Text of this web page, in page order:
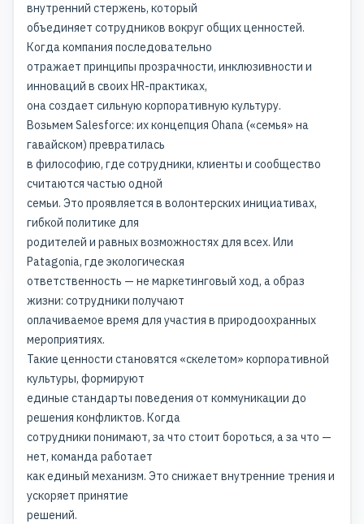
внутренний стержень, который
объединяет сотрудников вокруг общих ценностей.
Когда компания последовательно
отражает принципы прозрачности, инклюзивности и
инноваций в своих HR-практиках,
она создает сильную корпоративную культуру.
Возьмем Salesforce: их концепция Ohana («семья» на
гавайском) превратилась
в философию, где сотрудники, клиенты и сообщество
считаются частью одной
семьи. Это проявляется в волонтерских инициативах,
гибкой политике для
родителей и равных возможностях для всех. Или
Patagonia, где экологическая
ответственность — не маркетинговый ход, а образ
жизни: сотрудники получают
оплачиваемое время для участия в природоохранных
мероприятиях.
Такие ценности становятся «скелетом» корпоративной
культуры, формируют
единые стандарты поведения от коммуникации до
решения конфликтов. Когда
сотрудники понимают, за что стоит бороться, а за что —
нет, команда работает
как единый механизм. Это снижает внутренние трения и
ускоряет принятие
решений.